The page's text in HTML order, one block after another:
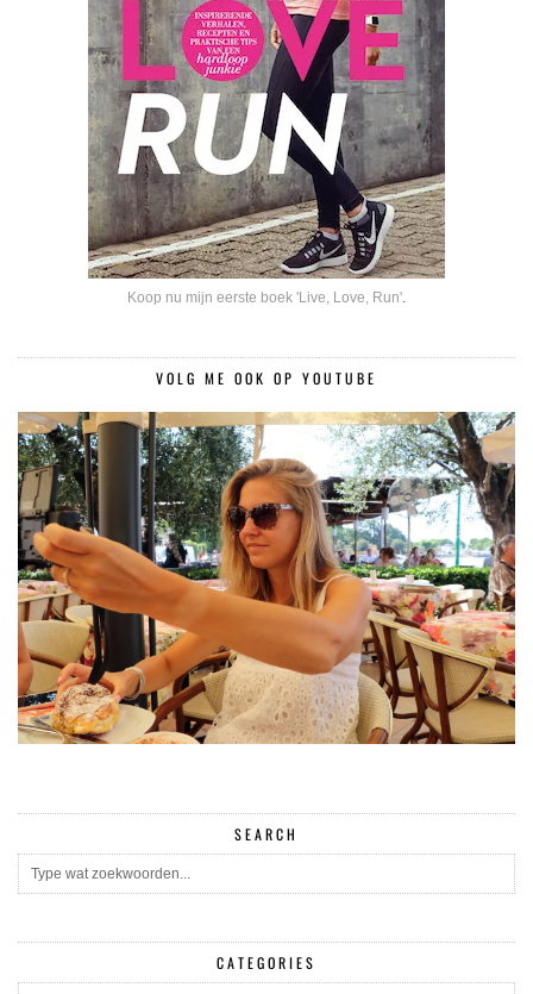
Koop nu mijn eerste boek 'Live, Love, Run'.
VOLG ME OOK OP YOUTUBE
SEARCH
CATEGORIES